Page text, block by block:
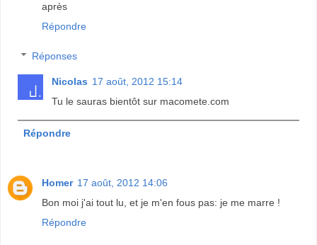
après
Répondre
Réponses
Nicolas 17 août, 2012 15:14
Tu le sauras bientôt sur macomete.com
Répondre
Homer 17 août, 2012 14:06
Bon moi j'ai tout lu, et je m'en fous pas: je me marre !
Répondre